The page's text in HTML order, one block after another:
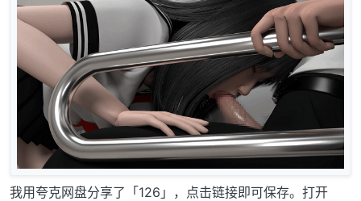
我用夸克网盘分享了「126」，点击链接即可保存。打开